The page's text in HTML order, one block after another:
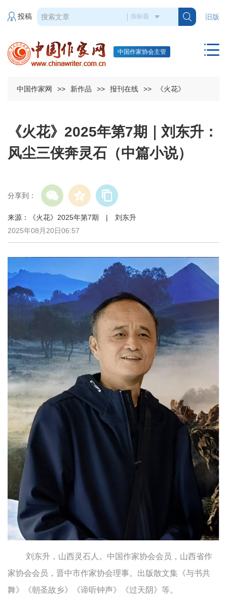
旧版
投稿
中国作家协会主管
中国作家网 >> 新作品 >> 报刊在线 >> 《火花》
《火花》2025年第7期｜刘东升：
风尘三侠奔灵石（中篇小说）
分享到：
来源：《火花》2025年第7期 | 刘东升
2025年08月20日06:57
刘东升，山西灵石人。中国作家协会会员，山西省作
家协会会员，晋中市作家协会理事。出版散文集《与书共
舞》《朝圣故乡》《谛听钟声》《过天阴》等。